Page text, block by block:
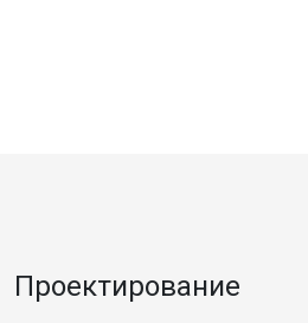
Проектирование